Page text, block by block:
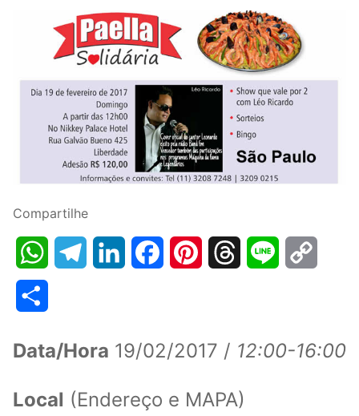
Compartilhe
WhatsAppTelegramLinkedInFacebookPinterestThreads Line
Data/Hora 19/02/2017 / 12:00-16:00
Local (Endereço e MAPA)